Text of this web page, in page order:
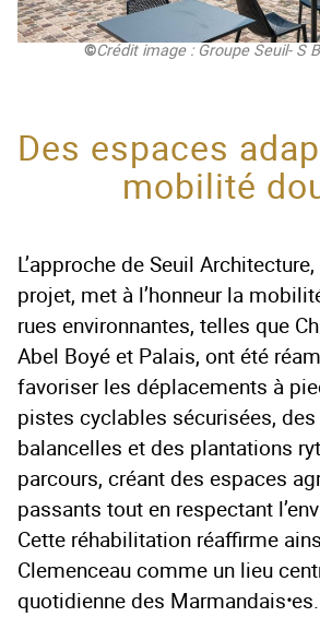
©Crédit image : Groupe Seuil- S
Des espaces
mobilité
L’approche de Seuil
projet, met à l’honneur la
rues environnantes, telles que
Abel Boyé et Palais, ont été
favoriser les déplacements à
pistes cyclables sécurisées,
balancelles et des plantations
parcours, créant des espaces
passants tout en respectant
Cette réhabilitation réaffirme
Clemenceau comme un lieu
quotidienne des Marmandais⸱es.